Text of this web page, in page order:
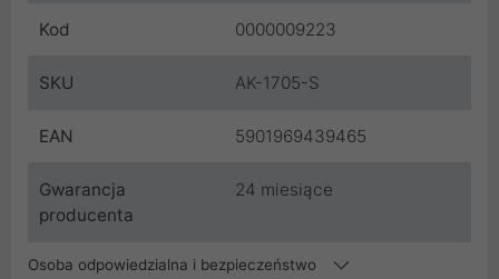
Kod 0000009223
SKU AK-1705-S
EAN 5901969439465
Gwarancja
producenta
24 miesiące
Osoba odpowiedzialna i bezpieczeństwo